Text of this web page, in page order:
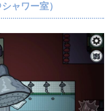
ャワー室）